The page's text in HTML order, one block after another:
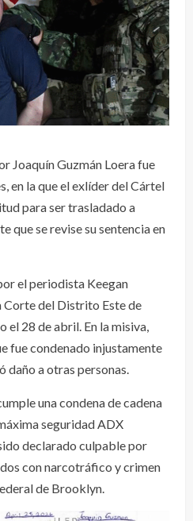
Joaquín Guzmán Loera fue
en la que el exlíder del Cártel
para ser trasladado a
que se revise su sentencia en
el periodista Keegan
Corte del Distrito Este de
el 28 de abril. En la misiva,
fue condenado injustamente
daño a otras personas.
una condena de cadena
seguridad ADX
declarado culpable por
con narcotráfico y crimen
de Brooklyn.